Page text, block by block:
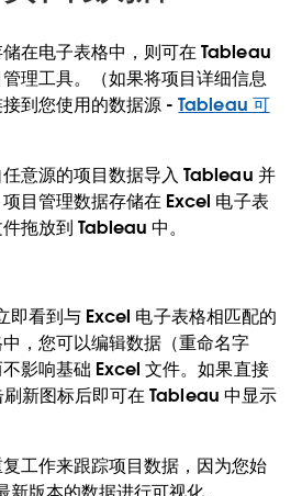
在电子表格中，则可在 Tableau
理工具。（如果将项目详细信息
到您使用的数据源 -Tableau 可
意源的项目数据导入 Tableau 并
目管理数据存储在 Excel 电子表
拖放到 Tableau 中。
即看到与 Excel 电子表格相匹配的
，您可以编辑数据（重命名字
影响基础 Excel 文件。如果直接
新图标后即可在 Tableau 中显示
工作来跟踪项目数据，因为您始